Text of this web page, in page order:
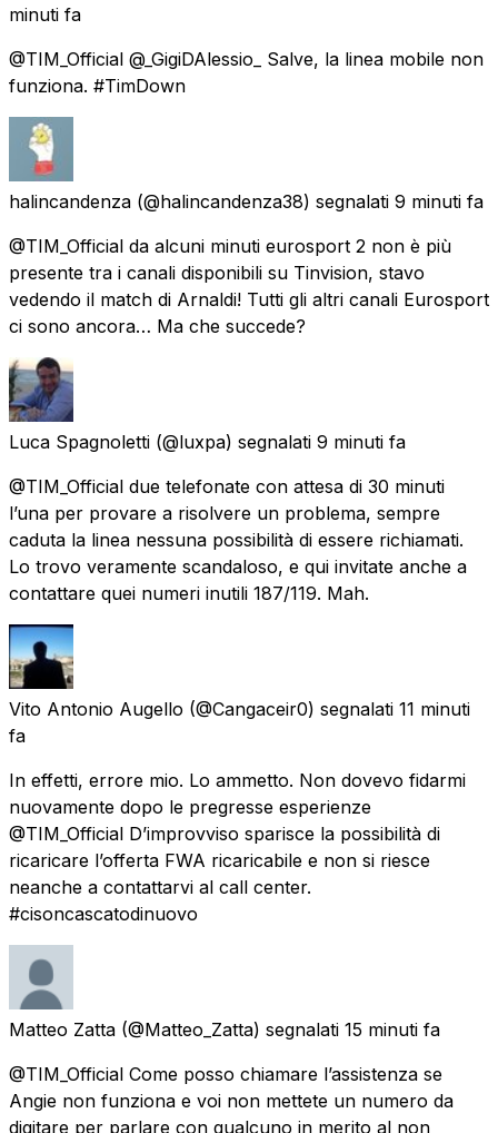
minuti fa
@TIM_Official @_GigiDAlessio_ Salve, la linea mobile non
funziona. #TimDown
halincandenza (@halincandenza38) segnalati 9 minuti fa
@TIM_Official da alcuni minuti eurosport 2 non è più
presente tra i canali disponibili su Tinvision, stavo
vedendo il match di Arnaldi! Tutti gli altri canali Eurosport
ci sono ancora… Ma che succede?
Luca Spagnoletti (@luxpa) segnalati 9 minuti fa
@TIM_Official due telefonate con attesa di 30 minuti
l’una per provare a risolvere un problema, sempre
caduta la linea nessuna possibilità di essere richiamati.
Lo trovo veramente scandaloso, e qui invitate anche a
contattare quei numeri inutili 187/119. Mah.
Vito Antonio Augello (@Cangaceir0) segnalati 11 minuti
fa
In effetti, errore mio. Lo ammetto. Non dovevo fidarmi
nuovamente dopo le pregresse esperienze
@TIM_Official D’improvviso sparisce la possibilità di
ricaricare l’offerta FWA ricaricabile e non si riesce
neanche a contattarvi al call center.
#cisoncascatodinuovo
Matteo Zatta (@Matteo_Zatta) segnalati 15 minuti fa
@TIM_Official Come posso chiamare l’assistenza se
Angie non funziona e voi non mettete un numero da
digitare per parlare con qualcuno in merito al non